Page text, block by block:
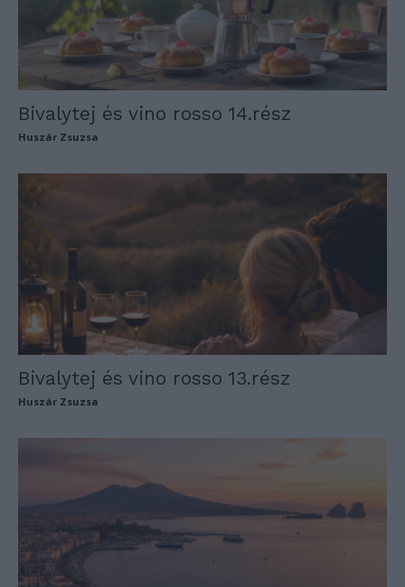
Bivalytej és vino rosso 14.rész
Huszár Zsuzsa
Bivalytej és vino rosso 13.rész
Huszár Zsuzsa